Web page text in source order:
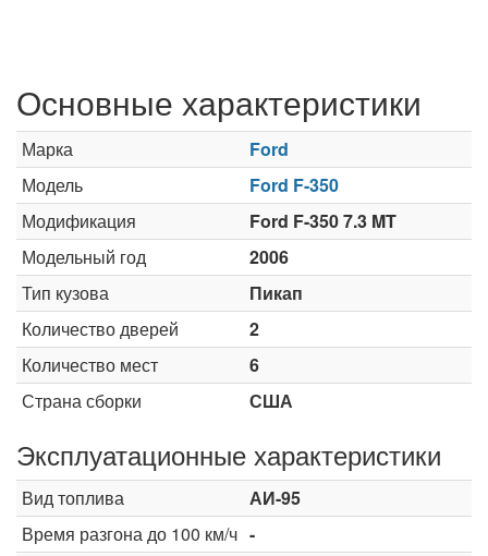
Основные характеристики
Марка
Ford
Модель
Ford F-350
Модификация
Ford F-350 7.3 MT
Модельный год
2006
Тип кузова
Пикап
Количество дверей
2
Количество мест
6
Страна сборки
США
Эксплуатационные характеристики
Вид топлива
АИ-95
Время разгона до 100 км/ч -